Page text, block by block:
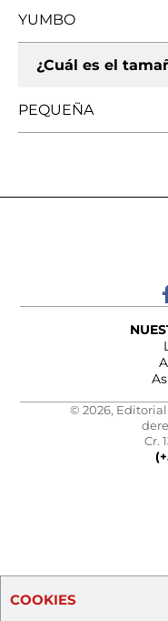
YUMBO
¿Cuál es el
PEQUEÑA
© 2026, Editorial
Cr.
COOKIES